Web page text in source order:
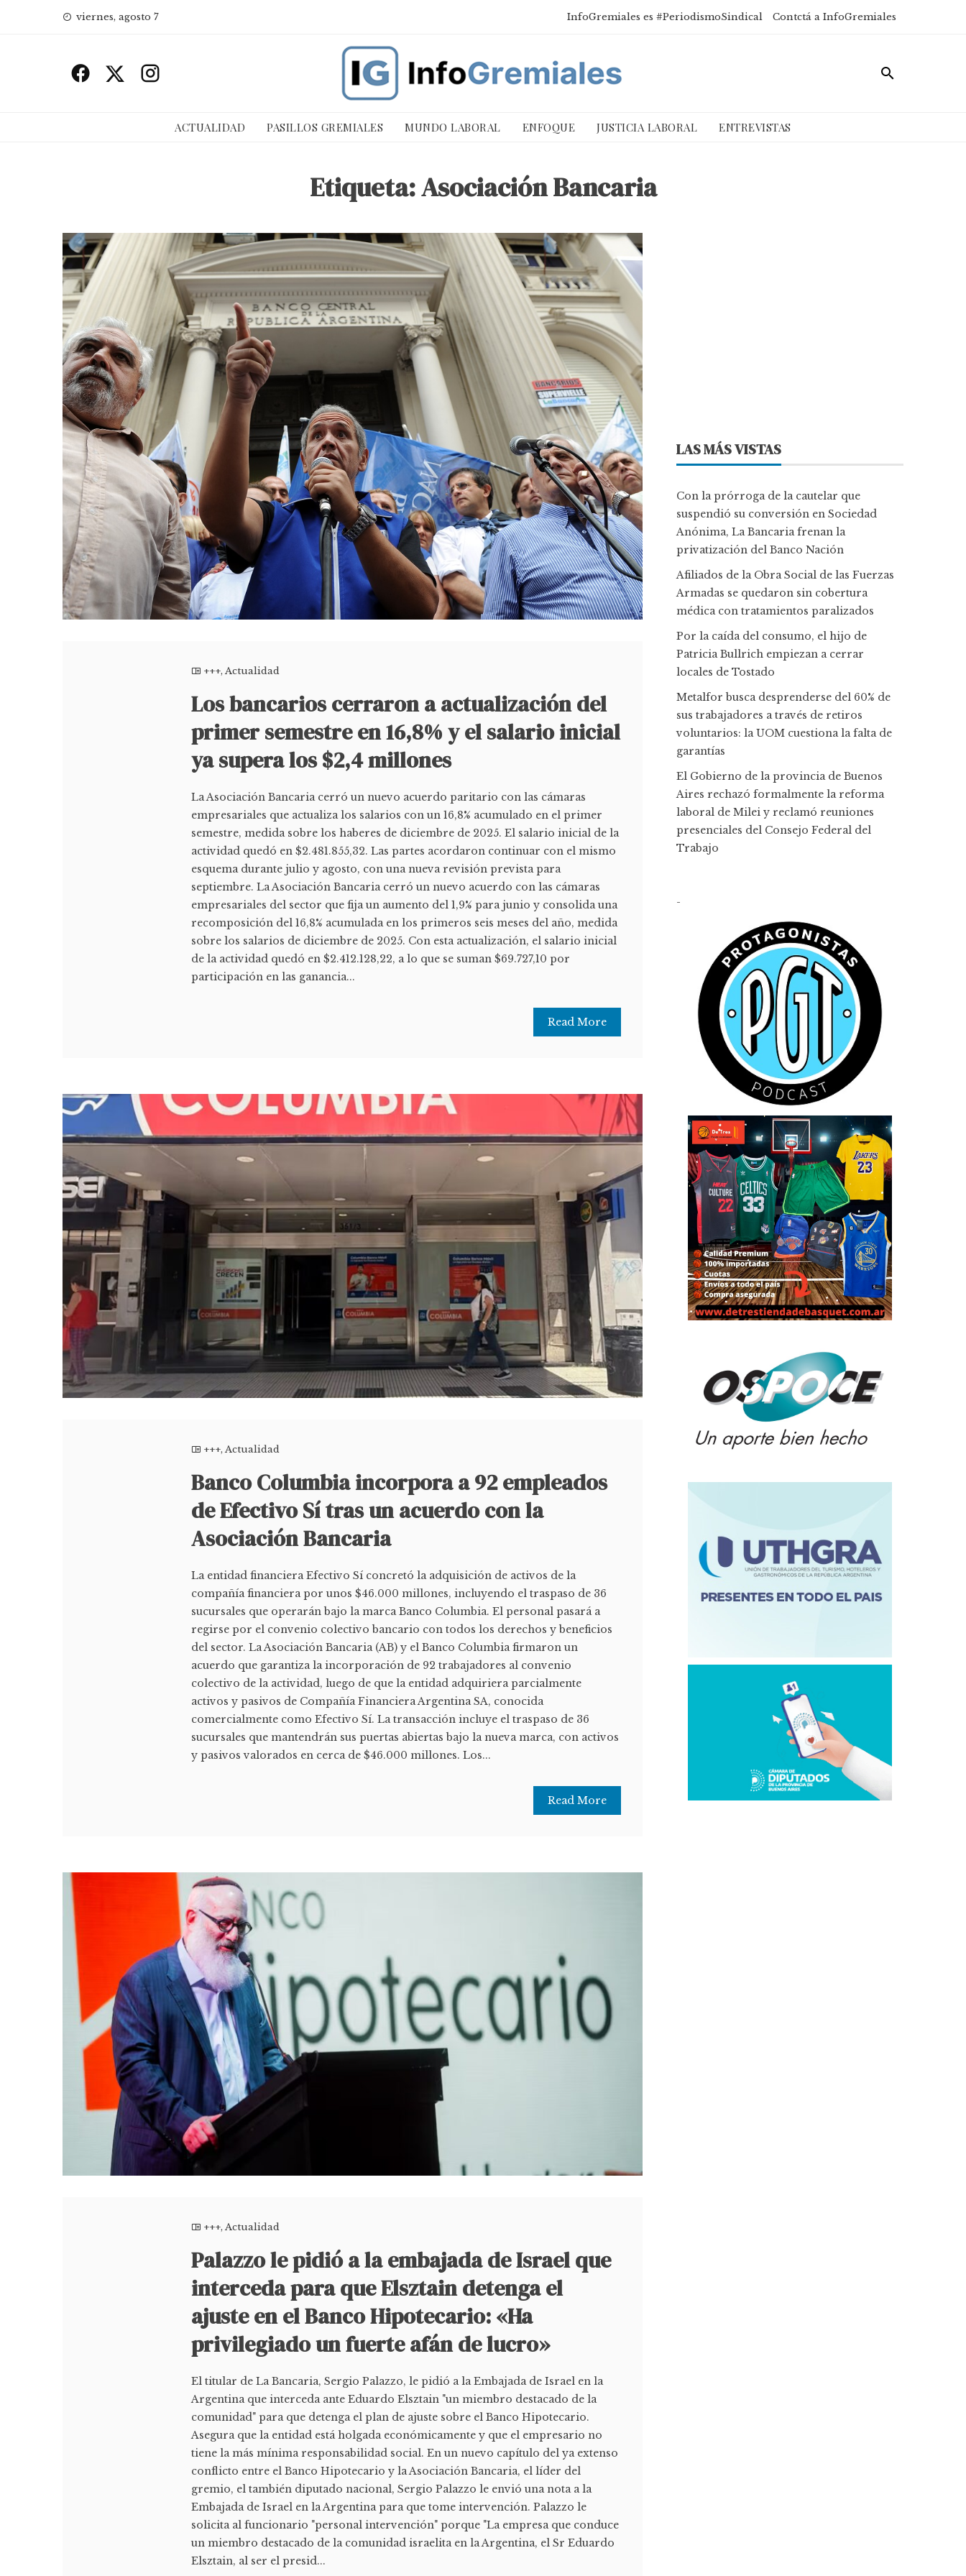
viernes, agosto 7 InfoGremiales es #PeriodismoSindical Contctá a InfoGremiales
ACTUALIDAD PASILLOS GREMIALES MUNDO LABORAL ENFOQUE JUSTICIA LABORAL ENTREVISTAS
Etiqueta:Asociación Bancaria
+++,Actualidad
Los bancarios cerraron a actualización del
primer semestre en 16,8% y el salario inicial
ya supera los $2,4 millones
La Asociación Bancaria cerró un nuevo acuerdo paritario con las cámaras
empresariales que actualiza los salarios con un 16,8% acumulado en el primer
semestre, medida sobre los haberes de diciembre de 2025. El salario inicial de la
actividad quedó en $2.481.855,32. Las partes acordaron continuar con el mismo
esquema durante julio y agosto, con una nueva revisión prevista para
septiembre. La Asociación Bancaria cerró un nuevo acuerdo con las cámaras
empresariales del sector que fija un aumento del 1,9% para junio y consolida una
recomposición del 16,8% acumulada en los primeros seis meses del año, medida
sobre los salarios de diciembre de 2025. Con esta actualización, el salario inicial
de la actividad quedó en $2.412.128,22, a lo que se suman $69.727,10 por
participación en las ganancia...
Read More
+++,Actualidad
Banco Columbia incorpora a 92 empleados
de Efectivo Sí tras un acuerdo con la
Asociación Bancaria
La entidad financiera Efectivo Sí concretó la adquisición de activos de la
compañía financiera por unos $46.000 millones, incluyendo el traspaso de 36
sucursales que operarán bajo la marca Banco Columbia. El personal pasará a
regirse por el convenio colectivo bancario con todos los derechos y beneficios
del sector. La Asociación Bancaria (AB) y el Banco Columbia firmaron un
acuerdo que garantiza la incorporación de 92 trabajadores al convenio
colectivo de la actividad, luego de que la entidad adquiriera parcialmente
activos y pasivos de Compañía Financiera Argentina SA, conocida
comercialmente como Efectivo Sí. La transacción incluye el traspaso de 36
sucursales que mantendrán sus puertas abiertas bajo la nueva marca, con activos
y pasivos valorados en cerca de $46.000 millones. Los...
Read More
+++,Actualidad
Palazzo le pidió a la embajada de Israel que
interceda para que Elsztain detenga el
ajuste en el Banco Hipotecario: «Ha
privilegiado un fuerte afán de lucro»
El titular de La Bancaria, Sergio Palazzo, le pidió a la Embajada de Israel en la
Argentina que interceda ante Eduardo Elsztain "un miembro destacado de la
comunidad" para que detenga el plan de ajuste sobre el Banco Hipotecario.
Asegura que la entidad está holgada económicamente y que el empresario no
tiene la más mínima responsabilidad social. En un nuevo capítulo del ya extenso
conflicto entre el Banco Hipotecario y la Asociación Bancaria, el líder del
gremio, el también diputado nacional, Sergio Palazzo le envió una nota a la
Embajada de Israel en la Argentina para que tome intervención. Palazzo le
solicita al funcionario "personal intervención" porque "La empresa que conduce
un miembro destacado de la comunidad israelita en la Argentina, el Sr Eduardo
Elsztain, al ser el presid...
LAS MÁS VISTAS
Con la prórroga de la cautelar que
suspendió su conversión en Sociedad
Anónima, La Bancaria frenan la
privatización del Banco Nación
Afiliados de la Obra Social de las Fuerzas
Armadas se quedaron sin cobertura
médica con tratamientos paralizados
Por la caída del consumo, el hijo de
Patricia Bullrich empiezan a cerrar
locales de Tostado
Metalfor busca desprenderse del 60% de
sus trabajadores a través de retiros
voluntarios: la UOM cuestiona la falta de
garantías
El Gobierno de la provincia de Buenos
Aires rechazó formalmente la reforma
laboral de Milei y reclamó reuniones
presenciales del Consejo Federal del
Trabajo
-